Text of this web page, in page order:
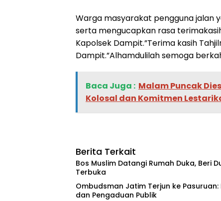
Warga masyarakat pengguna jalan
serta mengucapkan rasa
Kapolsek Dampit.”Terima kasih
Dampit.”Alhamdulilah semoga
Baca Juga : ‎Malam Puncak
Kolosal dan Komitmen
Berita Terkait
‎Bos Muslim Datangi Rumah Duka, Beri
Terbuka
‎Ombudsman Jatim Terjun ke
dan Pengaduan Publik